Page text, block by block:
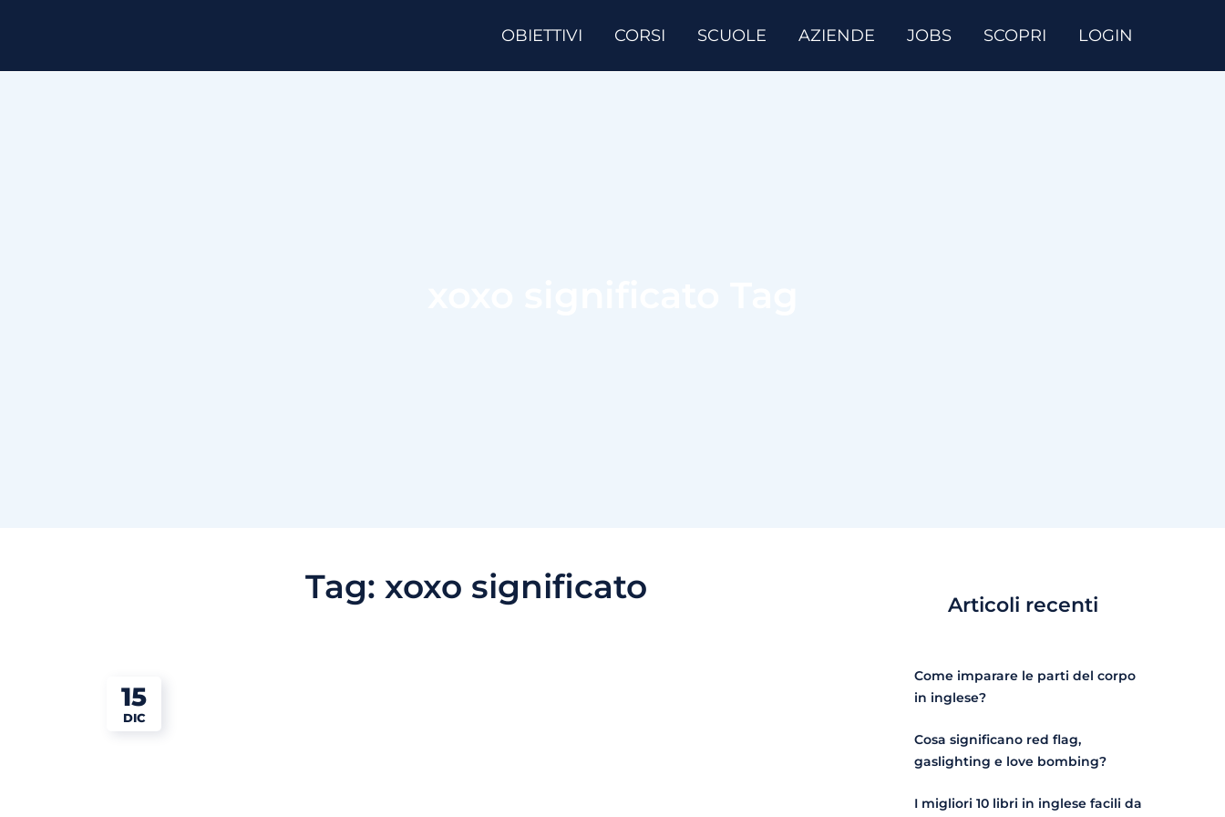
OBIETTIVI CORSI SCUOLE AZIENDE JOBS SCOPRI LOGIN
Tag: xoxo significato
15
DIC
Articoli recenti
Come imparare le parti del corpo
in inglese?
Cosa significano red flag,
gaslighting e love bombing?
I migliori 10 libri in inglese facili da